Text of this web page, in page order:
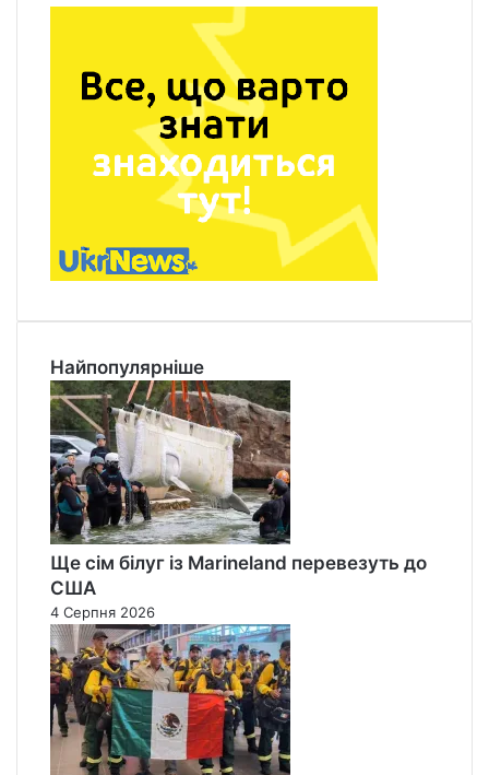
Найпопулярніше
Ще сім білуг із Marineland перевезуть до
США
4 Серпня 2026